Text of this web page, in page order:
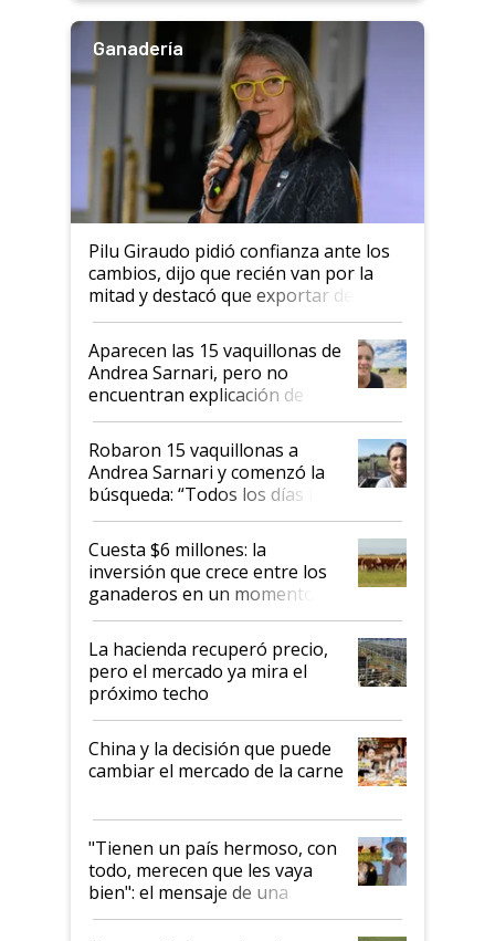
Ganadería
Pilu Giraudo pidió confianza ante los
cambios, dijo que recién van por la
mitad y destacó que exportar dejó de
ser "para unos pocos": "Tenemos un
mandato muy claro del gobierno
nacional"
Aparecen las 15 vaquillonas de
Andrea Sarnari, pero no
encuentran explicación de
cómo llegaron allí
Robaron 15 vaquillonas a
Andrea Sarnari y comenzó la
búsqueda: “Todos los días le
toca a algún productor”
Cuesta $6 millones: la
inversión que crece entre los
ganaderos en un momento
histórico para la actividad
La hacienda recuperó precio,
pero el mercado ya mira el
próximo techo
China y la decisión que puede
cambiar el mercado de la carne
"Tienen un país hermoso, con
todo, merecen que les vaya
bien": el mensaje de una
ganadera uruguaya sobre las